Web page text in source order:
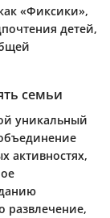
«Фиксики»,
детей,
семьи
уникальный
активностях,
развлечение,